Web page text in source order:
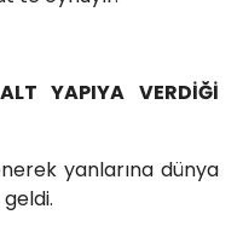
YAPIYA VERDİĞİ
yanlarına dünya
geldi.